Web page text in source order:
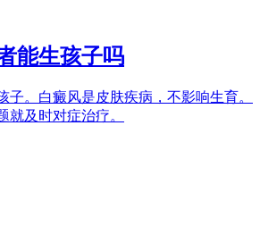
能生孩子吗
子。白癜风是皮肤疾病，不影响生育。
就及时对症治疗。